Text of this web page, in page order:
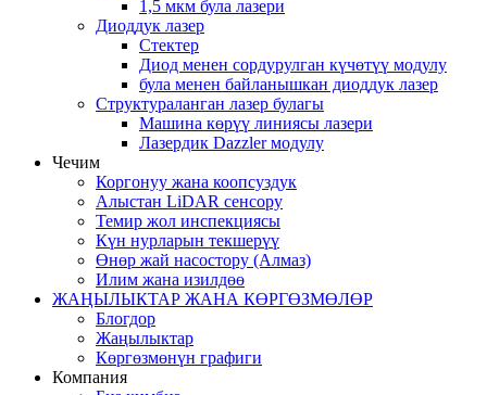
1,5 мкм була лазери
Диоддук лазер
Стектер
Диод менен сордурулган күчөтүү модулу
була менен байланышкан диоддук лазер
Структураланган лазер булагы
Машина көрүү линиясы лазери
Лазердик Dazzler модулу
Чечим
Коргонуу жана коопсуздук
Алыстан LiDAR сенсору
Темир жол инспекциясы
Күн нурларын текшерүү
Өнөр жай насостору (Алмаз)
Илим жана изилдөө
ЖАҢЫЛЫКТАР ЖАНА КӨРГӨЗМӨЛӨР
Блогдор
Жаңылыктар
Көргөзмөнүн графиги
Компания